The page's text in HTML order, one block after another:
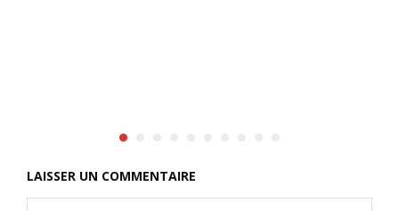
LAISSER UN COMMENTAIRE